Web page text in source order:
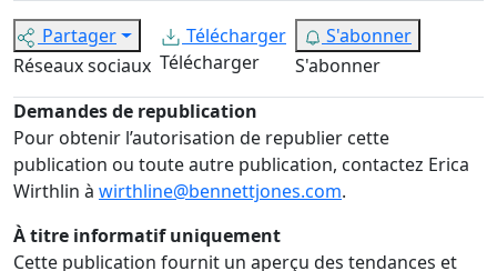
Partager
Réseaux sociaux
Télécharger
Télécharger
S'abonner
S'abonner
Demandes de republication
Pour obtenir l’autorisation de republier cette
publication ou toute autre publication, contactez Erica
Wirthlin à wirthline@bennettjones.com.
À titre informatif uniquement
Cette publication fournit un aperçu des tendances et